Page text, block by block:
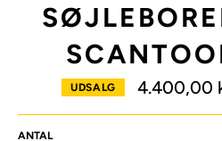
UDSALG 4.400,00
ANTAL